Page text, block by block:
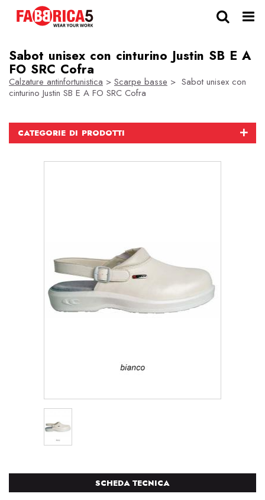
Sabot unisex con cinturino Justin SB E A
FO SRC Cofra
Calzature antinfortunistica > Scarpe basse > Sabot unisex con
cinturino Justin SB E A FO SRC Cofra
CATEGORIE DI PRODOTTI
SCHEDA TECNICA